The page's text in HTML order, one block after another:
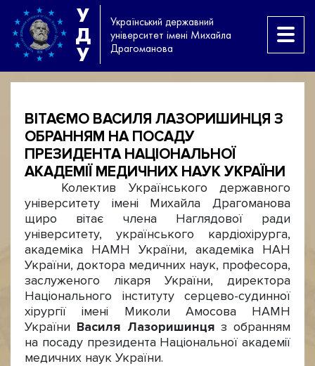
У
Д
У
Український державний
університет імені Михайла
Драгоманова
ВІТАЄМО ВАСИЛЯ ЛАЗОРИШИНЦЯ З
ОБРАННЯМ НА ПОСАДУ
ПРЕЗИДЕНТА НАЦІОНАЛЬНОЇ
АКАДЕМІЇ МЕДИЧНИХ НАУК УКРАЇНИ
Колектив Українського державного
університету імені Михайла Драгоманова
щиро вітає члена Наглядової ради
університету, українського кардіохірурга,
академіка НАМН України, академіка НАН
України, доктора медичних наук, професора,
заслуженого лікаря України, директора
Національного інституту серцево-судинної
хірургії імені Миколи Амосова НАМН
України Василя Лазоришинцяз обранням
на посаду президента Національної академії
медичних наук України.